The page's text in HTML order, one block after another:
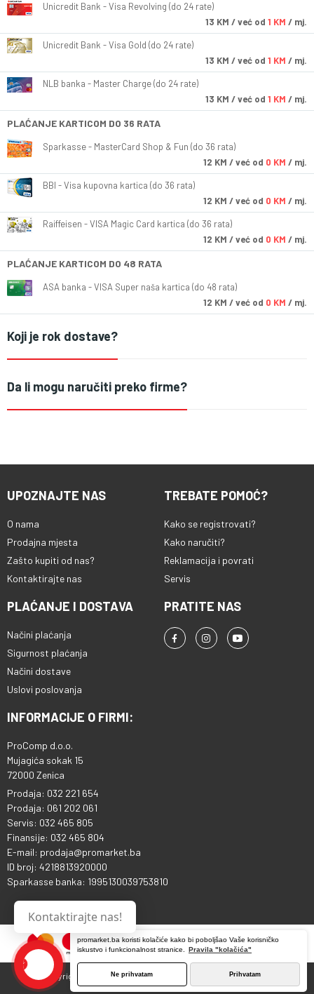
promarket.ba koristi kolačiće kako bi poboljšao Vaše korisničko
iskustvo i funkcionalnost stranice.
Pravila "kolačića"
Ne prihvatam Prihvatam
Unicredit Bank - Visa Revolving (do 24 rate)
13 KM / već od 1 KM / mj.
Unicredit Bank - Visa Gold (do 24 rate)
13 KM / već od 1 KM / mj.
NLB banka - Master Charge (do 24 rate)
13 KM / već od 1 KM / mj.
PLAĆANJE KARTICOM DO 36 RATA
Sparkasse - MasterCard Shop & Fun (do 36 rata)
12 KM / već od 0 KM / mj.
BBI - Visa kupovna kartica (do 36 rata)
12 KM / već od 0 KM / mj.
Raiffeisen - VISA Magic Card kartica (do 36 rata)
12 KM / već od 0 KM / mj.
PLAĆANJE KARTICOM DO 48 RATA
ASA banka - VISA Super naša kartica (do 48 rata)
12 KM / već od 0 KM / mj.
Koji je rok dostave?
Da li mogu naručiti preko firme?
UPOZNAJTE NAS
O nama
Prodajna mjesta
Zašto kupiti od nas?
Kontaktirajte nas
TREBATE POMOĆ?
Kako se registrovati?
Kako naručiti?
Reklamacija i povrati
Servis
PLAĆANJE I DOSTAVA
Načini plaćanja
Sigurnost plaćanja
Načini dostave
Uslovi poslovanja
PRATITE NAS
INFORMACIJE O FIRMI:
ProComp d.o.o.
Mujagića sokak 15
72000 Zenica
Prodaja: 032 221 654
Prodaja: 061 202 061
Servis: 032 465 805
Finansije: 032 465 804
E-mail: prodaja@promarket.ba
ID broj: 4218813920000
Sparkasse banka: 1995130039753810
Copyright © 2013 - 2026 ProComp d.o.o. Sva prava pridržana.
Kontaktirajte nas!